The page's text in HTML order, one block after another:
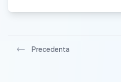
Precedenta